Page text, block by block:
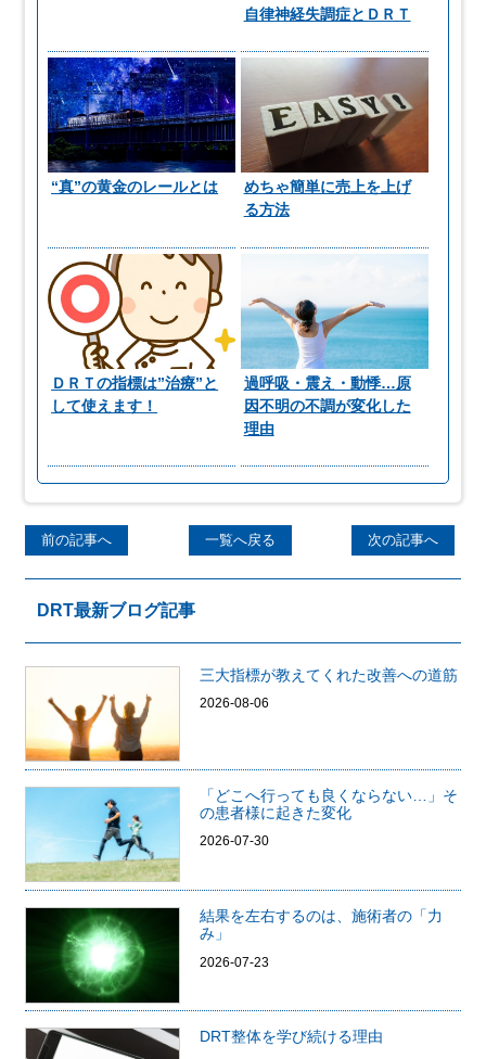
自律神経失調症とＤＲＴ
“真”の黄金のレールとは
めちゃ簡単に売上を上げ
る方法
ＤＲＴの指標は”治療”と
して使えます！
過呼吸・震え・動悸…原
因不明の不調が変化した
理由
前の記事へ 一覧へ戻る 次の記事へ
DRT最新ブログ記事
三大指標が教えてくれた改善への道筋
2026-08-06
「どこへ行っても良くならない…」そ
の患者様に起きた変化
2026-07-30
結果を左右するのは、施術者の「力
み」
2026-07-23
DRT整体を学び続ける理由